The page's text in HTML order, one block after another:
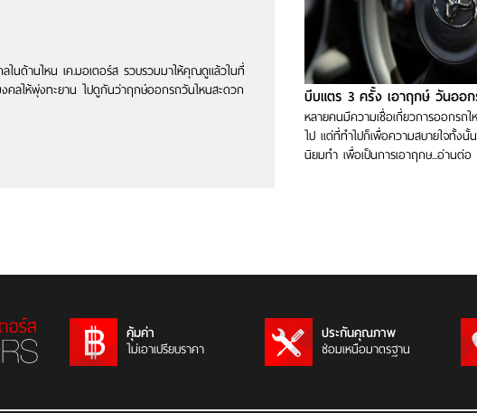
นด้านไหน เค.มอเตอร์ส รวบรวมมาให้คุณดูแล้วในที่
ลให้พุ่งทะยาน ไปดูกันว่าฤกษ์ออกรถวันไหนสะดวก
หลายคนมีความเชื่อเกี่ยวการออกรถ
ไป แต่ที่ทำไปก็เพื่อความสบายใจทั้ง
นิยมทำ เพื่อเป็นการเอาฤกษ...อ่านต่อ
คุ้มค่า
ไม่เอาเปรียบราคา
ประกันคุณภาพ
ซ่อมเหนือมาตรฐาน